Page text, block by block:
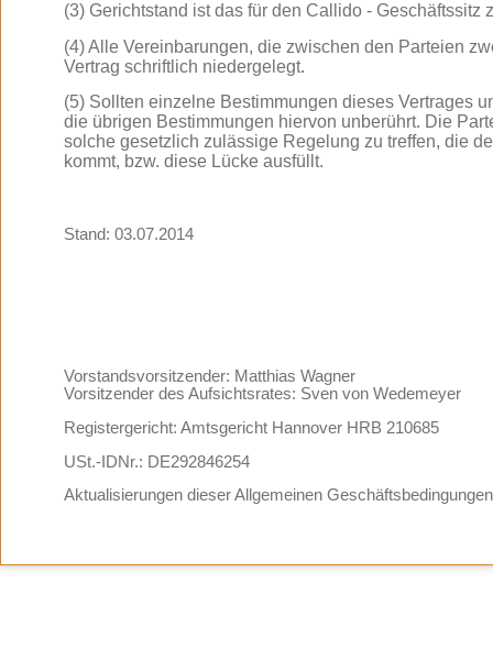
(3) Gerichtstand ist das für den Callido - Geschäftssitz
(4) Alle Vereinbarungen, die zwischen den Parteien
Vertrag schriftlich niedergelegt.
(5) Sollten einzelne Bestimmungen dieses Vertrages
die übrigen Bestimmungen hiervon unberührt. Die
solche gesetzlich zulässige Regelung zu treffen, die
kommt, bzw. diese Lücke ausfüllt.
Stand: 03.07.2014
Vorstandsvorsitzender: Matthias Wagner
Vorsitzender des Aufsichtsrates: Sven von Wedemeyer
Registergericht: Amtsgericht Hannover HRB 210685
USt.-IDNr.: DE292846254
Aktualisierungen dieser Allgemeinen